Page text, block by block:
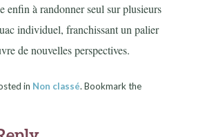
enfin à randonner seul sur plusieurs
individuel, franchissant un palier
de nouvelles perspectives.
in Non classé. Bookmark the